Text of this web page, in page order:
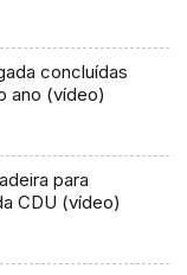
concluídas
ano (vídeo)
para
CDU (vídeo)